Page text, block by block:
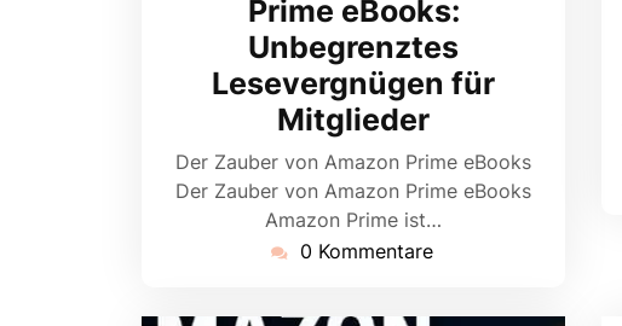
Prime eBooks:
Unbegrenztes
Lesevergnügen für
Mitglieder
Der Zauber von Amazon Prime eBooks
Der Zauber von Amazon Prime eBooks
Amazon Prime ist…
0 Kommentare